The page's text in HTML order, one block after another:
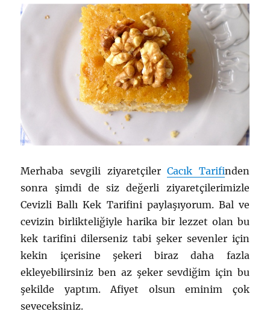
Merhaba sevgili ziyaretçilerCacık Tarifinden
sonra şimdi de siz değerli ziyaretçilerimizle
Cevizli Ballı Kek Tarifini paylaşıyorum. Bal ve
cevizin birlikteliğiyle harika bir lezzet olan bu
kek tarifini dilerseniz tabi şeker sevenler için
kekin içerisine şekeri biraz daha fazla
ekleyebilirsiniz ben az şeker sevdiğim için bu
şekilde yaptım. Afiyet olsun eminim çok
seveceksiniz.